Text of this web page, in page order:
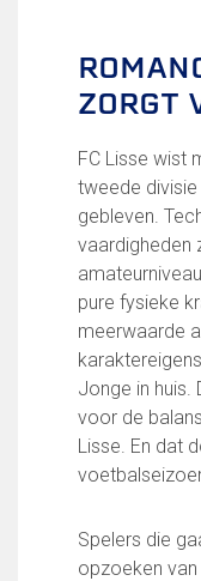
Kledingplan
Contributie
Gevonden
Teams
FC Lisse 1
FC Lisse 2
Toegangs- en
Heren- en
Vrouwen 1
Vrouwen- en
7 tegen 7 Voetbal
Walking Football
Uitslagen
ZORGT
FC Lisse wist
tweede
gebleven.
vaardigheden
pure fysieke
meerwaarde
Jonge in huis.
voor de
Lisse. En dat
Spelers die
opzoeken